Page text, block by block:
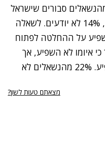
במבצע "מגן וחץ", 35% מהנשאלים סבורים שישראל
דווקא לא חיזקה את ההרתעה, 14% לא יודעים. לשאלה
על ההחלטה לפתוח
איומו לא השפיע, אך
28% סבורים כי איומו אכן השפיע. 22% מהנשאלים לא
מצאתם טעות לשון?